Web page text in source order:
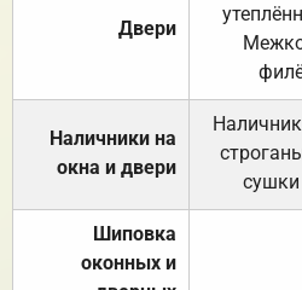
Двери
Наличники на
окна и двери
Шиповка
оконных и